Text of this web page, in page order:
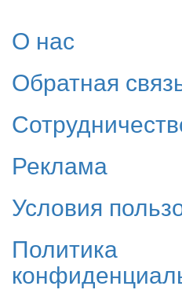
О нас
Обратная
Реклама
Условия
Политика